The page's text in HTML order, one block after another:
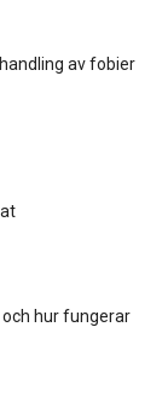
av fobier
hur fungerar